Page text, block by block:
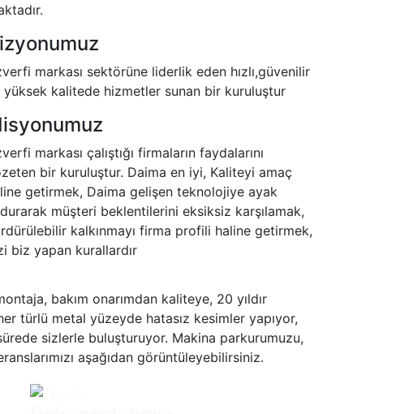
markası sektörüne liderlik eden hızlı,güvenilir
yüksek kalitede hizmetler sunan bir kuruluştur
markası çalıştığı firmaların faydalarını
bir kuruluştur. Daima en iyi, Kaliteyi amaç
getirmek, Daima gelişen teknolojiye ayak
müşteri beklentilerini eksiksiz karşılamak,
kalkınmayı firma profili haline getirmek,
biz yapan kurallardır
bakım onarımdan kaliteye, 20 yıldır
türlü metal yüzeyde hatasız kesimler yapıyor,
sizlerle buluşturuyor. Makina parkurumuzu,
aşağıdan görüntüleyebilirsiniz.